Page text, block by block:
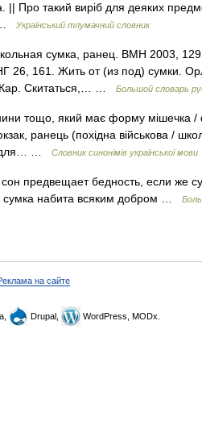
Про такий виріб для деяких
…
Український тлумачний словник
сумка, ранец. ВМН 2003,
161. Жить от (из под) сумки.
Кар. Скитаться,… …
Большой словарь
тощо, який має форму мішечка /
ранець (похідна військова /
для… …
Словник синонімів української мови
предвещает бедность, если же
сумка набита всяким добром …
на сайте
Drupal, WordPress, MODx.